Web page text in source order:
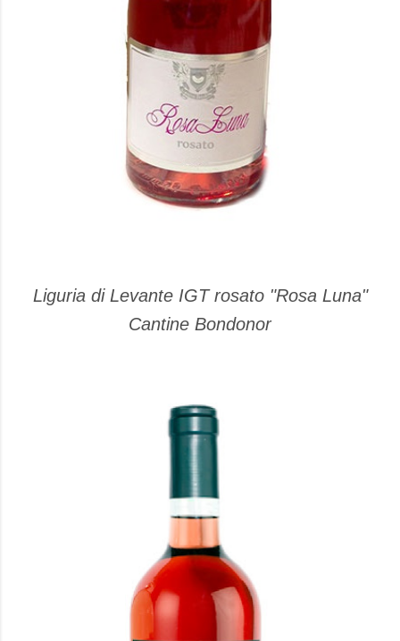
Liguria di Levante IGT rosato "Rosa Luna"
Cantine Bondonor